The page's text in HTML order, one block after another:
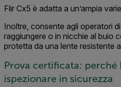
Flir Cx5 è adatta a un’ampia
Inoltre, consente agli operatori
raggiungere o in nicchie al buio
protetta da una lente resistente
Prova certificata: perché
ispezionare in sicurezza